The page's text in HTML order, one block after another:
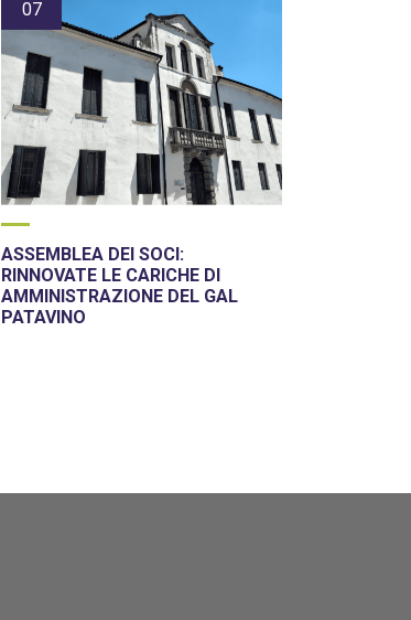
07
ASSEMBLEA DEI SOCI:
RINNOVATE LE CARICHE DI
AMMINISTRAZIONE DEL GAL
PATAVINO